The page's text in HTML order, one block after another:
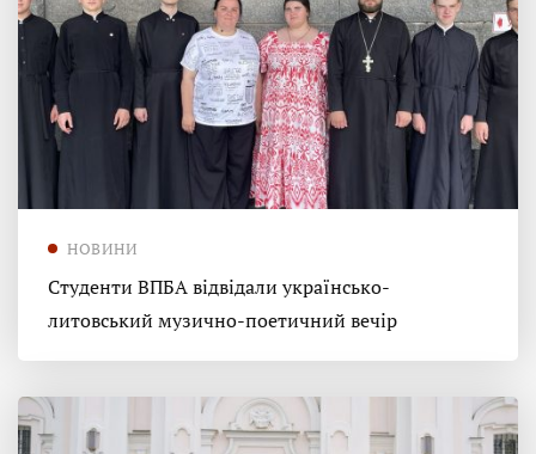
НОВИНИ
Студенти ВПБА відвідали українсько-
литовський музично-поетичний вечір